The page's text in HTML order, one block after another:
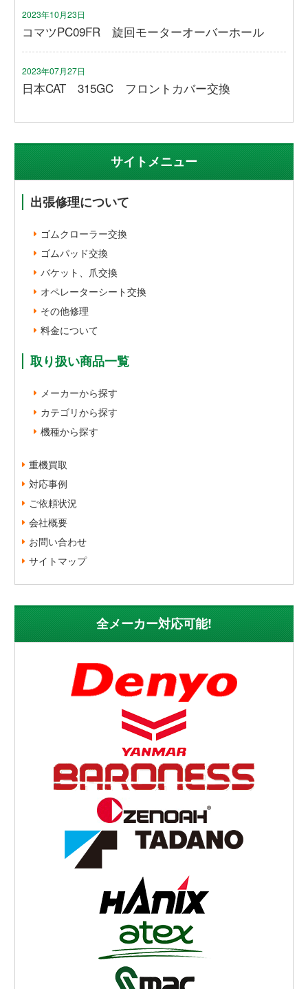
2023年10月23日
コマツPC09FR 旋回モーターオーバーホール
2023年07月27日
日本CAT 315GC フロントカバー交換
サイトメニュー
出張修理について
ゴムクローラー交換
ゴムパッド交換
バケット、爪交換
オペレーターシート交換
その他修理
料金について
取り扱い商品一覧
メーカーから探す
カテゴリから探す
機種から探す
重機買取
対応事例
ご依頼状況
会社概要
お問い合わせ
サイトマップ
全メーカー対応可能!